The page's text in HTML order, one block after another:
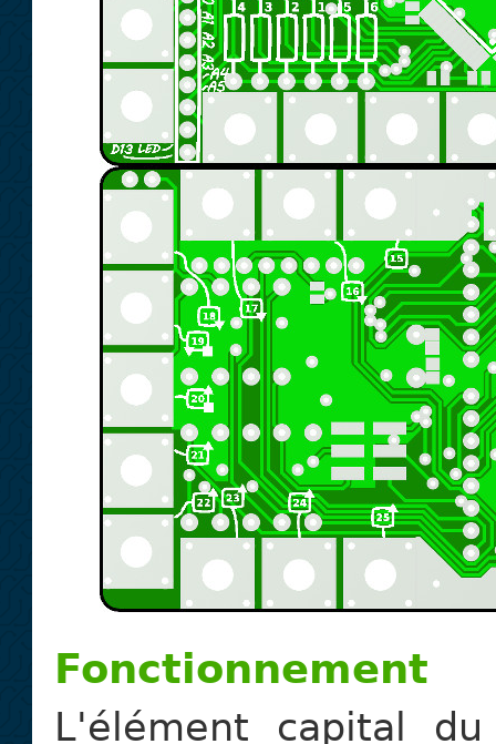
Fonctionnement
L'élément capital